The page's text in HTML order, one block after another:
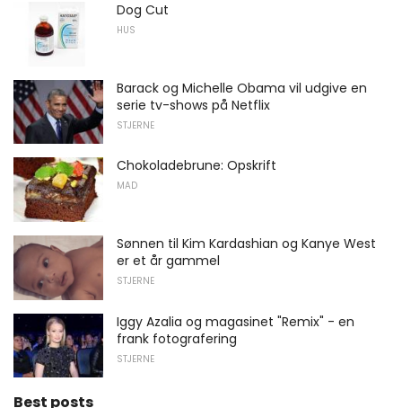
Dog Cut
HUS
Barack og Michelle Obama vil udgive en
serie tv-shows på Netflix
STJERNE
Chokoladebrune: Opskrift
MAD
Sønnen til Kim Kardashian og Kanye West
er et år gammel
STJERNE
Iggy Azalia og magasinet "Remix" - en
frank fotografering
STJERNE
Best posts